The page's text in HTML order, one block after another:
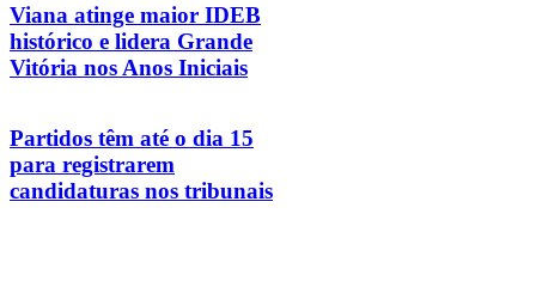
Viana atinge maior IDEB
histórico e lidera Grande
Vitória nos Anos Iniciais
Partidos têm até o dia 15
para registrarem
candidaturas nos tribunais